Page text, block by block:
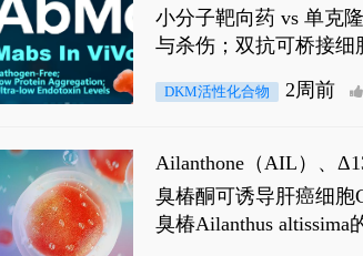
小分子靶向药 vs 单克
与杀伤；双抗可桥接细
DKM活性化合物 2周前
Ailanthone（AIL）、
臭椿酮可诱导肝癌细胞
臭椿Ailanthus